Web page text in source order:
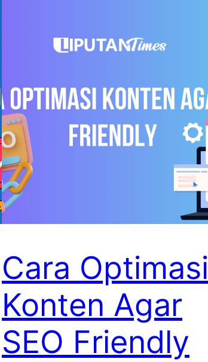
Cara Optimasi
Konten Agar
SEO Friendly